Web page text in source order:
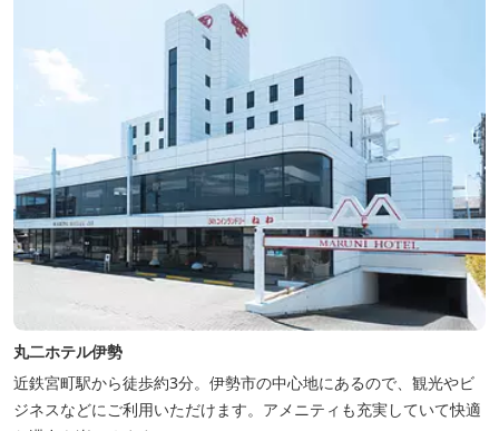
丸二ホテル伊勢
近鉄宮町駅から徒歩約3分。伊勢市の中心地にあるので、観光やビ
ジネスなどにご利用いただけます。アメニティも充実していて快適